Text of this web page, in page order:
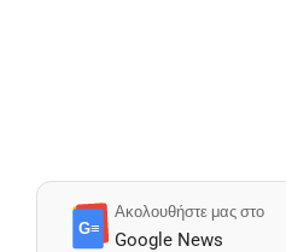
G≡
Ακολουθήστε μας στο
Google News